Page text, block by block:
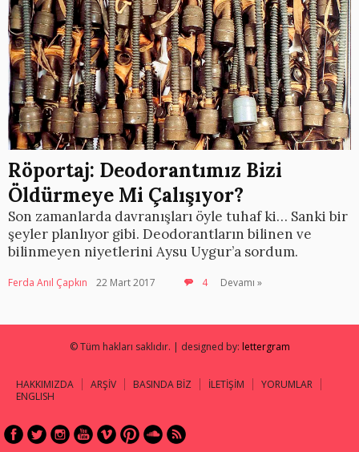
Röportaj: Deodorantımız Bizi
Öldürmeye Mi Çalışıyor?
Son zamanlarda davranışları öyle tuhaf ki… Sanki bir
şeyler planlıyor gibi. Deodorantların bilinen ve
bilinmeyen niyetlerini Aysu Uygur’a sordum.
Ferda Anıl Çapkın 22 Mart 2017 4 Devamı »
© Tüm hakları saklıdır. | designed by: lettergram
HAKKIMIZDA ARŞİV BASINDA BİZ İLETİŞİM
YORUMLAR
ENGLISH